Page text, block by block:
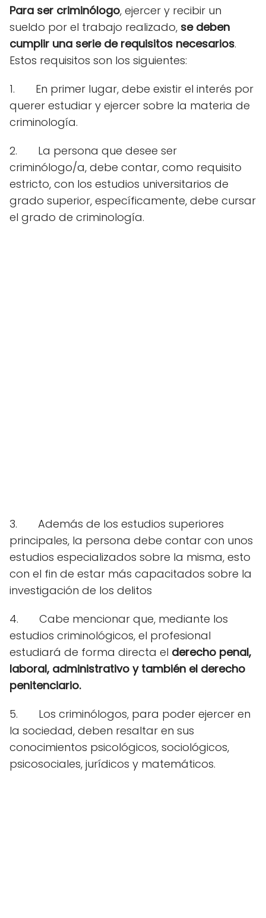
Para ser criminólogo, ejercer y recibir un
sueldo por el trabajo realizado, se deben
cumplir una serie de requisitos necesarios.
Estos requisitos son los siguientes:
1.
En primer lugar, debe existir el interés por
querer estudiar y ejercer sobre la materia de
criminología.
2.
La persona que desee ser
criminólogo/a, debe contar, como requisito
estricto, con los estudios universitarios de
grado superior, específicamente, debe cursar
el grado de criminología.
3.
Además de los estudios superiores
principales, la persona debe contar con unos
estudios especializados sobre la misma, esto
con el fin de estar más capacitados sobre la
investigación de los delitos
4.
Cabe mencionar que, mediante los
estudios criminológicos, el profesional
estudiará de forma directa el derecho penal,
laboral, administrativo y también el derecho
penitenciario.
5.
Los criminólogos, para poder ejercer en
la sociedad, deben resaltar en sus
conocimientos psicológicos, sociológicos,
psicosociales, jurídicos y matemáticos.